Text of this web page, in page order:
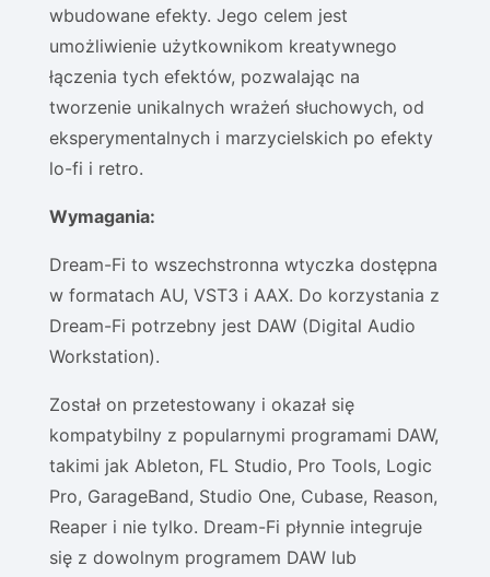
wbudowane efekty. Jego celem jest
umożliwienie użytkownikom kreatywnego
łączenia tych efektów, pozwalając na
tworzenie unikalnych wrażeń słuchowych, od
eksperymentalnych i marzycielskich po efekty
lo-fi i retro.
Wymagania:
Dream-Fi to wszechstronna wtyczka dostępna
w formatach AU, VST3 i AAX. Do korzystania z
Dream-Fi potrzebny jest DAW (Digital Audio
Workstation).
Został on przetestowany i okazał się
kompatybilny z popularnymi programami DAW,
takimi jak Ableton, FL Studio, Pro Tools, Logic
Pro, GarageBand, Studio One, Cubase, Reason,
Reaper i nie tylko. Dream-Fi płynnie integruje
się z dowolnym programem DAW lub